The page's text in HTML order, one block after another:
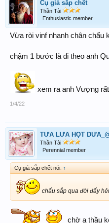
Cụ già sắp chết
Thần Tài
Enthusiastic member
Vừa ròi vinf nhanh chân chẩu
chậm 1 bước là đi theo anh
xem ra anh Vượng
1/4/22
TỪA LƯA HỘT
Thần Tài
Perennial member
Cụ già sắp chết nói: ↑
chấu sắp qua đời đấy
chờ a thầu